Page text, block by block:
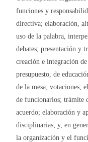
funciones y
directiva; elaboración,
uso de la palabra,
debates; presentación y
creación e integración
presupuesto, de
de la mesa; votaciones;
de funcionarios; trámite
acuerdo; elaboración y
disciplinarias; y, en
la organización y el